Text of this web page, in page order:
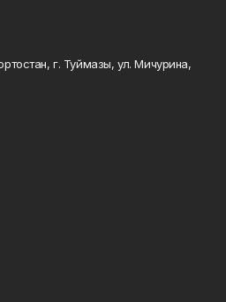
г. Туймазы, ул. Мичурина,